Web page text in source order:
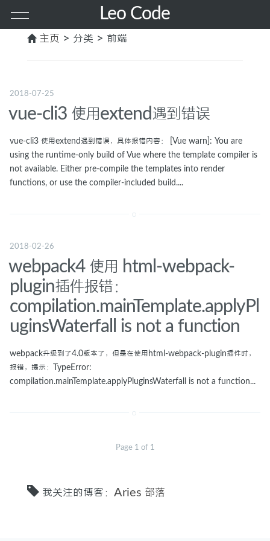
Leo Code
其他
前端
GO
关于
主页 > 分类 > 前端
2018-07-25
vue-cli3 使用extend遇到错误
vue-cli3 使用extend遇到错误，具体报错内容： [Vue warn]: You are
using the runtime-only build of Vue where the template compiler is
not available. Either pre-compile the templates into render
functions, or use the compiler-included build....
2018-02-26
webpack4 使用 html-webpack-
plugin插件报错：
compilation.mainTemplate.applyPl
uginsWaterfall is not a function
webpack升级到了4.0版本了，但是在使用html-webpack-plugin插件时，
报错，提示：TypeError:
compilation.mainTemplate.applyPluginsWaterfall is not a function...
Page 1 of 1
我关注的博客： Aries 部落